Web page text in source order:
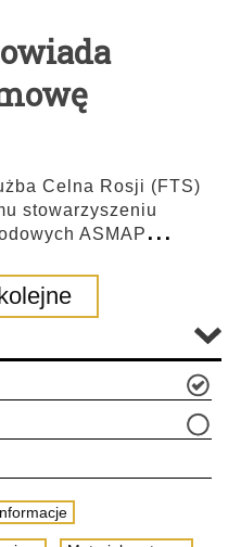
Celna Rosji (FTS)
stowarzyszeniu
ASMAP...